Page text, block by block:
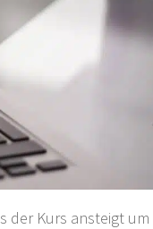
der Kurs ansteigt um